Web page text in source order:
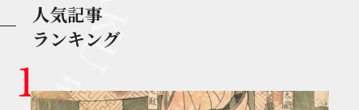
人気記事
ランキング